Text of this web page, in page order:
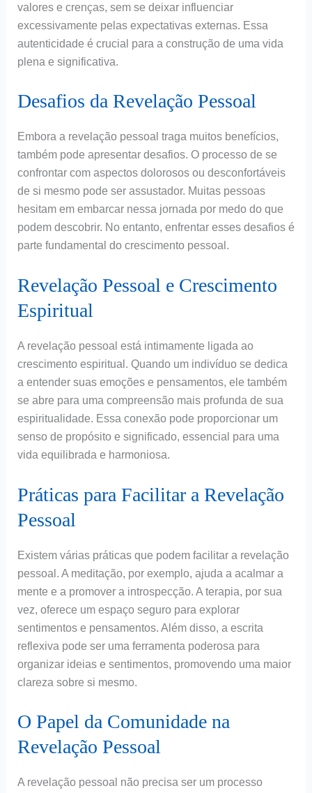
valores e crenças, sem se deixar influenciar
excessivamente pelas expectativas externas. Essa
autenticidade é crucial para a construção de uma vida
plena e significativa.
Desafios da Revelação Pessoal
Embora a revelação pessoal traga muitos benefícios,
também pode apresentar desafios. O processo de se
confrontar com aspectos dolorosos ou desconfortáveis
de si mesmo pode ser assustador. Muitas pessoas
hesitam em embarcar nessa jornada por medo do que
podem descobrir. No entanto, enfrentar esses desafios é
parte fundamental do crescimento pessoal.
Revelação Pessoal e Crescimento
Espiritual
A revelação pessoal está intimamente ligada ao
crescimento espiritual. Quando um indivíduo se dedica
a entender suas emoções e pensamentos, ele também
se abre para uma compreensão mais profunda de sua
espiritualidade. Essa conexão pode proporcionar um
senso de propósito e significado, essencial para uma
vida equilibrada e harmoniosa.
Práticas para Facilitar a Revelação
Pessoal
Existem várias práticas que podem facilitar a revelação
pessoal. A meditação, por exemplo, ajuda a acalmar a
mente e a promover a introspecção. A terapia, por sua
vez, oferece um espaço seguro para explorar
sentimentos e pensamentos. Além disso, a escrita
reflexiva pode ser uma ferramenta poderosa para
organizar ideias e sentimentos, promovendo uma maior
clareza sobre si mesmo.
O Papel da Comunidade na
Revelação Pessoal
A revelação pessoal não precisa ser um processo